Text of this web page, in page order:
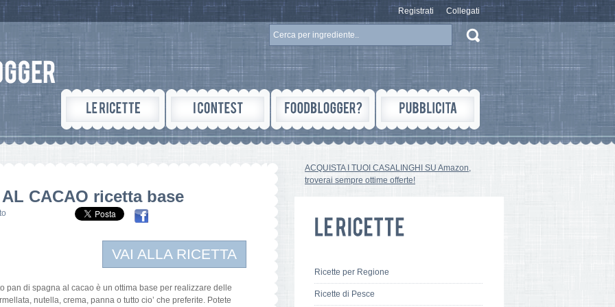
Registrati Collegati
AL CACAO ricetta base
VAI ALLA RICETTA
pan di spagna al cacao è un ottima base per realizzare delle
nutella, crema, panna o tutto cio’ che preferite. Potete
ACQUISTA I TUOI CASALINGHI SU Amazon,
troverai sempre ottime offerte!
Ricette per Regione
Ricette di Pesce